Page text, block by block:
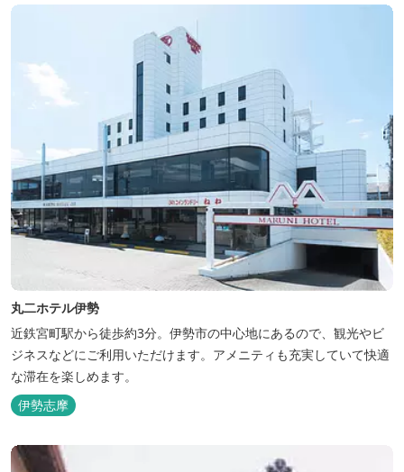
丸二ホテル伊勢
近鉄宮町駅から徒歩約3分。伊勢市の中心地にあるので、観光やビ
ジネスなどにご利用いただけます。アメニティも充実していて快適
な滞在を楽しめます。
伊勢志摩